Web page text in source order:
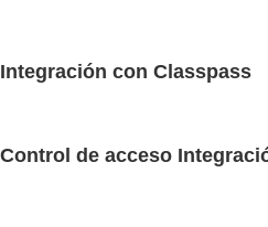
Integración con Classpass
Control de acceso